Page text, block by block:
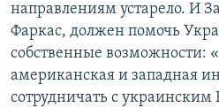
направлениям устарело. И
Фаркас, должен помочь
собственные возможности:
американская и западная
сотрудничать с